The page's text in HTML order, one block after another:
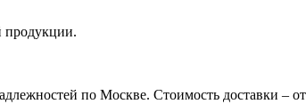
продукции.
по Москве. Стоимость доставки –